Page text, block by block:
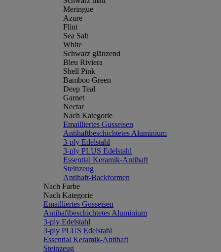
Meringue
Azure
Flint
Sea Salt
White
Schwarz glänzend
Bleu Riviera
Shell Pink
Bamboo Green
Deep Teal
Garnet
Nectar
Nach Kategorie
Emailliertes Gusseisen
Antihaftbeschichtetes Aluminium
3-ply Edelstahl
3-ply PLUS Edelstahl
Essential Keramik-Antihaft
Steinzeug
Antihaft-Backformen
Nach Farbe
Nach Kategorie
Emailliertes Gusseisen
Antihaftbeschichtetes Aluminium
3-ply Edelstahl
3-ply PLUS Edelstahl
Essential Keramik-Antihaft
Steinzeug